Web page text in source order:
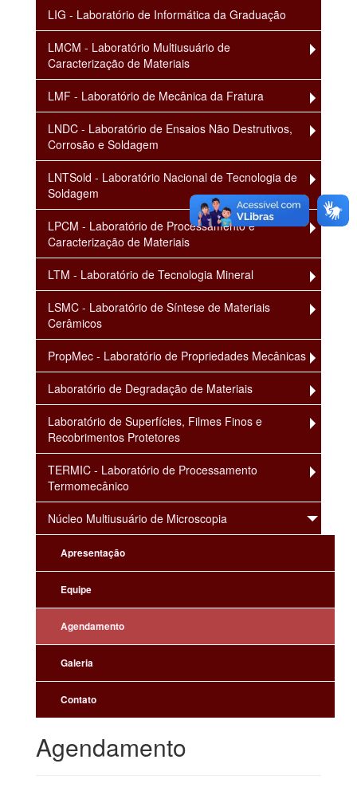
LIG - Laboratório de Informática da Graduação
LMCM - Laboratório Multiusuário de
Caracterização de Materiais
LMF - Laboratório de Mecânica da Fratura
LNDC - Laboratório de Ensaios Não Destrutivos,
Corrosão e Soldagem
LNTSold - Laboratório Nacional de Tecnologia de
Soldagem
LPCM - Laboratório de Processamento e
Caracterização de Materiais
LTM - Laboratório de Tecnologia Mineral
LSMC - Laboratório de Síntese de Materiais
Cerâmicos
PropMec - Laboratório de Propriedades Mecânicas
Laboratório de Degradação de Materiais
Laboratório de Superfícies, Filmes Finos e
Recobrimentos Protetores
TERMIC - Laboratório de Processamento
Termomecânico
Núcleo Multiusuário de Microscopia
Apresentação
Equipe
Agendamento
Galeria
Contato
Agendamento